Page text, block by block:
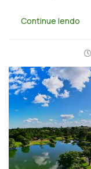
Continue lendo